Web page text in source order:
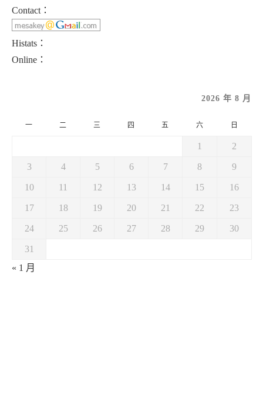
Contact：
Histats：
Online：
2026 年 8 月
一 二 三 四 五 六 日
1 2
3 4 5 6 7 8 9
10 11 12 13 14 15 16
17 18 19 20 21 22 23
24 25 26 27 28 29 30
31
« 1 月